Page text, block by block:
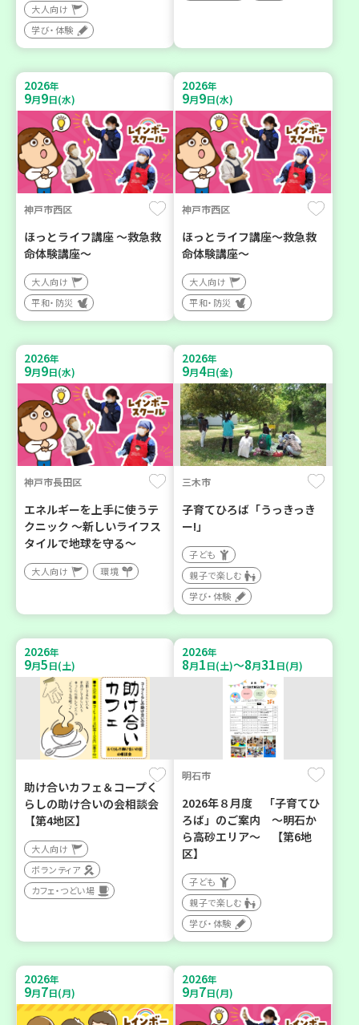
大人向け
学び・体験
2026年
9月9日(水)
神戸市西区
ほっとライフ講座 ～救急救
命体験講座～
大人向け
平和・防災
2026年
9月9日(水)
神戸市西区
ほっとライフ講座～救急救
命体験講座～
大人向け
平和・防災
2026年
9月9日(水)
神戸市長田区
エネルギーを上手に使うテ
クニック ～新しいライフス
タイルで地球を守る～
大人向け 環境
2026年
9月4日(金)
三木市
子育てひろば「うっきっき
ー!」
子ども
親子で楽しむ
学び・体験
2026年
9月5日(土)
助け合いカフェ＆コープく
らしの助け合いの会相談会
【第4地区】
大人向け
ボランティア
カフェ・つどい場
2026年
8月1日(土)～8月31日(月)
明石市
2026年８月度 「子育てひ
ろば」のご案内 ～明石か
ら高砂エリア～ 【第6地
区】
子ども
親子で楽しむ
学び・体験
2026年
9月7日(月)
2026年
9月7日(月)